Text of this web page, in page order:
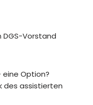
DGS-Vorstand
eine Option?
des assistierten